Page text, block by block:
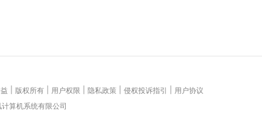
版权所有 用户权限 隐私政策 侵权投诉指引
用户协议
算机系统有限公司